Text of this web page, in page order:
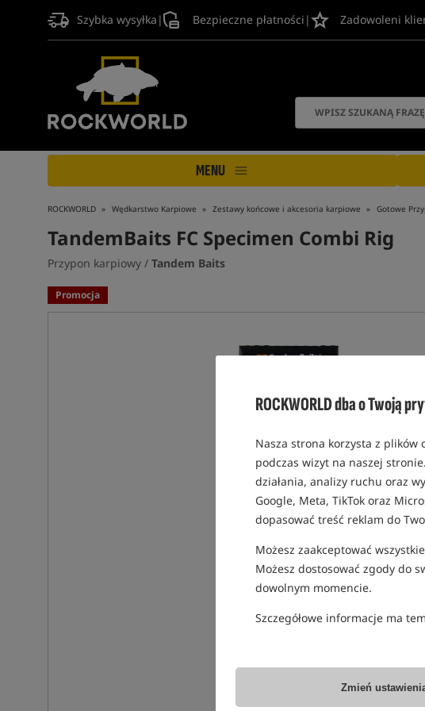
ROCKWORLD dba o Twoją
Nasza strona korzysta z
podczas wizyt na naszej
działania, analizy ruchu oraz
Google, Meta, TikTok oraz
dopasować treść reklam do
Możesz zaakceptować
Możesz dostosować zgody do
dowolnym momencie.
Szczegółowe informacje ma
Zmień
Szybka wysyłka | Bezpieczne płatności | Zadowoleni
MENU
ROCKWORLD Wędkarstwo Karpiowe Zestawy końcowe i akcesoria karpiowe Gotowe
TandemBaits FC Specimen Combi Rig
Przypon karpiowy / Tandem Baits
Promocja